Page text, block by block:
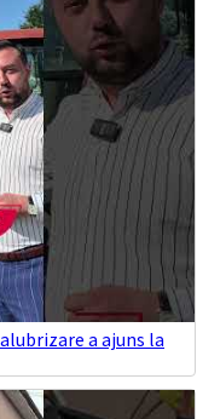
a ajuns la